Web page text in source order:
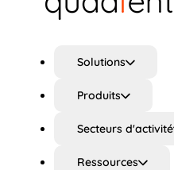
Solutions
Produits
Secteurs d'activité
Ressources